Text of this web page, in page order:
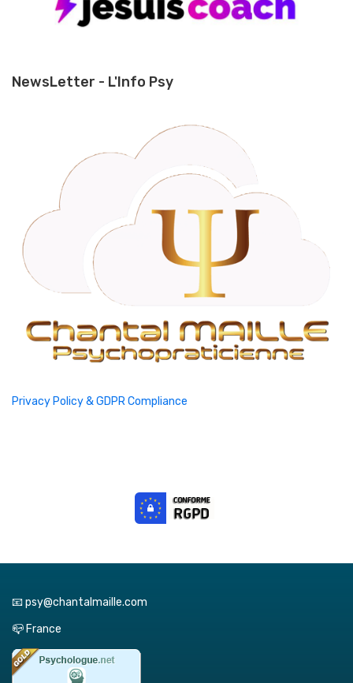
NewsLetter - L'Info Psy
Privacy Policy & GDPR Compliance
📧 psy@chantalmaille.com
📪 France